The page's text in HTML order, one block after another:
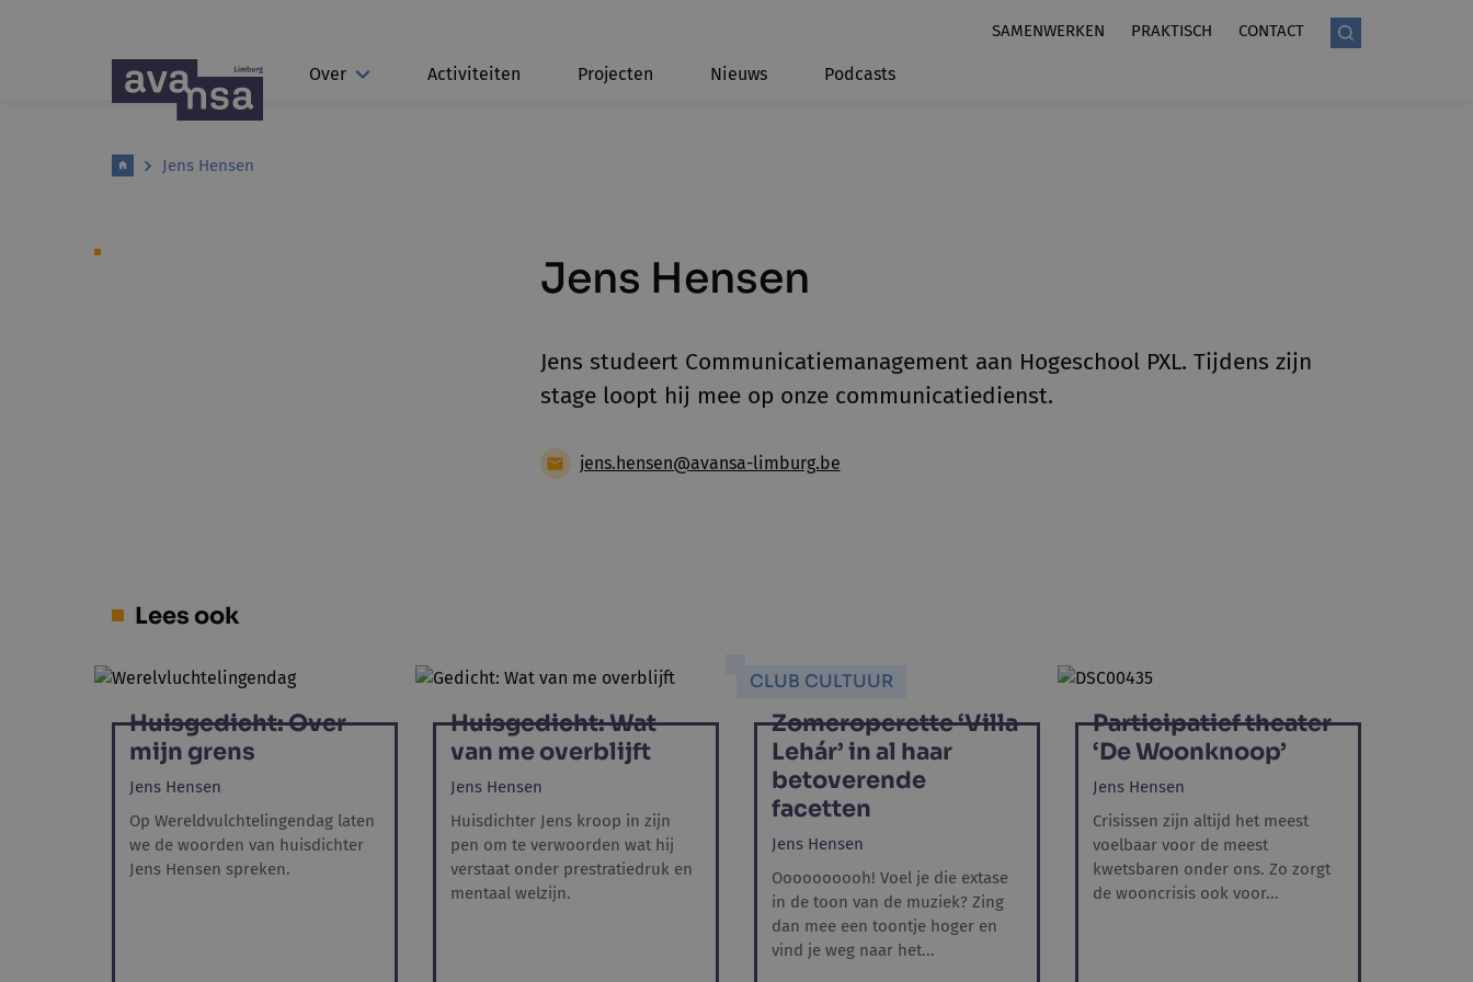
SAMENWERKEN PRAKTISCH CONTACT
Over Activiteiten Projecten Nieuws Podcasts
Jens Hensen
Jens Hensen
Jens studeert Communicatiemanagement aan Hogeschool PXL. Tijdens zijn
stage loopt hij mee op onze communicatiedienst.
jens.hensen@avansa-limburg.be
Lees ook
Huisgedicht: Over
mijn grens
Jens Hensen
Op Wereldvulchtelingendag laten
we de woorden van huisdichter
Jens Hensen spreken.
Huisgedicht: Wat
van me overblijft
Jens Hensen
Huisdichter Jens kroop in zijn
pen om te verwoorden wat hij
verstaat onder prestratiedruk en
mentaal welzijn.
CLUB CULTUUR
Zomeroperette ‘Villa
Lehár’ in al haar
betoverende
facetten
Jens Hensen
Oooooooooh! Voel je die extase
in de toon van de muziek? Zing
dan mee een toontje hoger en
vind je weg naar het...
Participatief theater
‘De Woonknoop’
Jens Hensen
Crisissen zijn altijd het meest
voelbaar voor de meest
kwetsbaren onder ons. Zo zorgt
de wooncrisis ook voor...